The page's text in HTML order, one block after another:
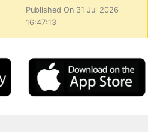
Published On 31 Jul 2026
16:47:13